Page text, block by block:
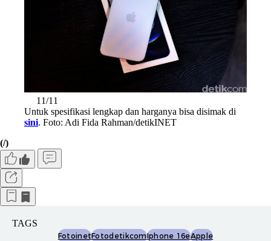
11/11
Untuk spesifikasi lengkap dan harganya bisa disimak di
sini. Foto: Adi Fida Rahman/detikINET
(/)
TAGS
FotoinetFotodetikcomIphone 16eApple